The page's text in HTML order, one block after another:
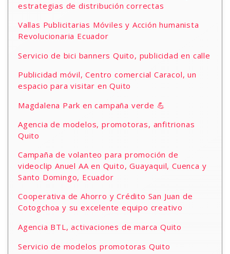
estrategias de distribución correctas
Vallas Publicitarias Móviles y Acción humanista
Revolucionaria Ecuador
Servicio de bici banners Quito, publicidad en calle
Publicidad móvil, Centro comercial Caracol, un
espacio para visitar en Quito
Magdalena Park en campaña verde 💪
Agencia de modelos, promotoras, anfitrionas
Quito
Campaña de volanteo para promoción de
videoclip Anuel AA en Quito, Guayaquil, Cuenca y
Santo Domingo, Ecuador
Cooperativa de Ahorro y Crédito San Juan de
Cotogchoa y su excelente equipo creativo
Agencia BTL, activaciones de marca Quito
Servicio de modelos promotoras Quito